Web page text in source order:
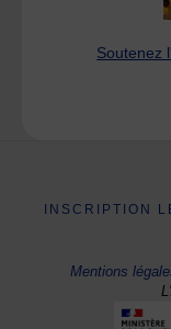
Soutenez
INSCRIPTION
Mentions